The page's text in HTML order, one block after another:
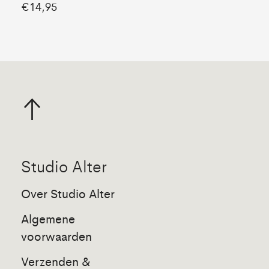
€14,95
Studio Alter
Over Studio Alter
Algemene
voorwaarden
Verzenden &